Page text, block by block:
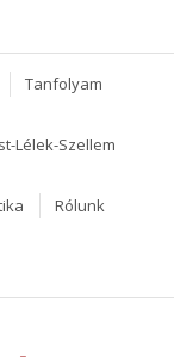
Tanfolyam
Lélek-Szellem
Rólunk